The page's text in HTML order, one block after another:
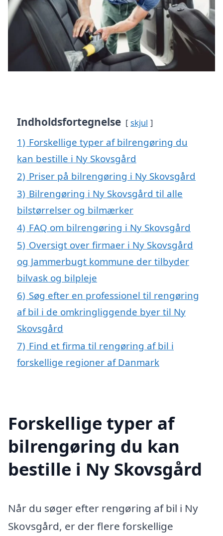
Indholdsfortegnelse skjul
1) Forskellige typer af bilrengøring du
kan bestille i Ny Skovsgård
2) Priser på bilrengøring i Ny Skovsgård
3) Bilrengøring i Ny Skovsgård til alle
bilstørrelser og bilmærker
4) FAQ om bilrengøring i Ny Skovsgård
5) Oversigt over firmaer i Ny Skovsgård
og Jammerbugt kommune der tilbyder
bilvask og bilpleje
6) Søg efter en professionel til rengøring
af bil i de omkringliggende byer til Ny
Skovsgård
7) Find et firma til rengøring af bil i
forskellige regioner af Danmark
Forskellige typer af
bilrengøring du kan
bestille i Ny Skovsgård
Når du søger efter rengøring af bil i Ny
Skovsgård, er der flere forskellige